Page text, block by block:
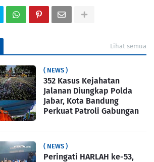
Lihat semua
( NEWS )
352 Kasus Kejahatan
Jalanan Diungkap Polda
Jabar, Kota Bandung
Perkuat Patroli Gabungan
( NEWS )
Peringati HARLAH ke-53,